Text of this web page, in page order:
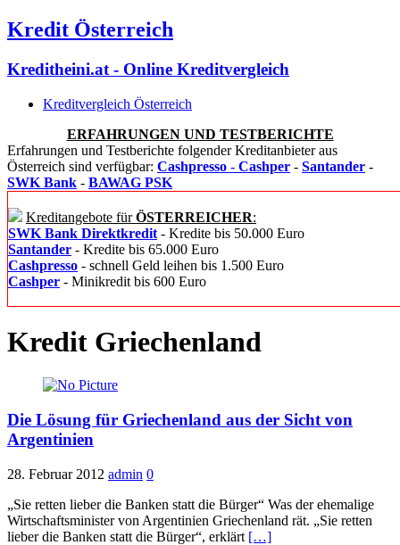
Kredit Österreich
Kreditheini.at - Online Kreditvergleich
Kreditvergleich Österreich
ERFAHRUNGEN UND TESTBERICHTE
Erfahrungen und Testberichte folgender Kreditanbieter aus
Österreich sind verfügbar: Cashpresso - Cashper - Santander -
SWK Bank - BAWAG PSK
Kreditangebote fürÖSTERREICHER:
SWK Bank Direktkredit - Kredite bis 50.000 Euro
Santander - Kredite bis 65.000 Euro
Cashpresso - schnell Geld leihen bis 1.500 Euro
Cashper - Minikredit bis 600 Euro
Kredit Griechenland
Die Lösung für Griechenland aus der Sicht von
Argentinien
28. Februar 2012 admin 0
„Sie retten lieber die Banken statt die Bürger“ Was der ehemalige
Wirtschaftsminister von Argentinien Griechenland rät. „Sie retten
lieber die Banken statt die Bürger“, erklärt […]